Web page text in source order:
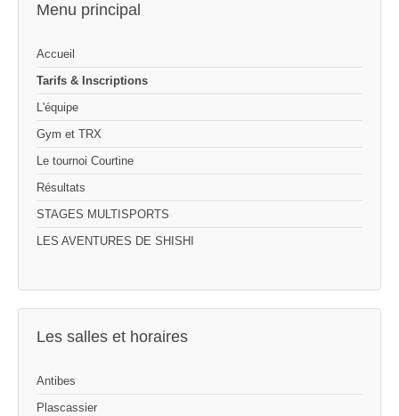
Menu principal
Accueil
Tarifs & Inscriptions
L'équipe
Gym et TRX
Le tournoi Courtine
Résultats
STAGES MULTISPORTS
LES AVENTURES DE SHISHI
Les salles et horaires
Antibes
Plascassier